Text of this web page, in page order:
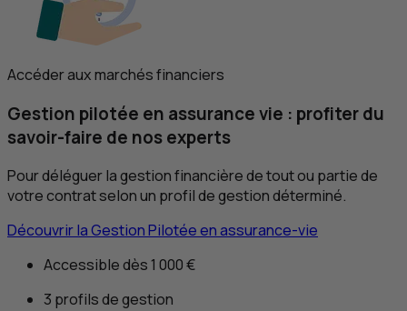
Accéder aux marchés financiers
Gestion pilotée en assurance vie : profiter du
savoir-faire de nos experts
Pour déléguer la gestion financière de tout ou partie de
votre contrat selon un profil de gestion déterminé.
Découvrir la Gestion Pilotée en assurance-vie
Accessible dès 1 000 €
3 profils de gestion